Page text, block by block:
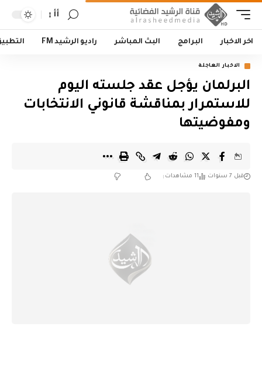
أأ
اخر الاخبار البرامج البث المباشر راديو الرشيد FM
الاخبار العاجلة
البرلمان يؤجل عقد جلسته اليوم
للاستمرار بمناقشة قانوني الانتخابات
ومفوضيتها
قبل 7 سنوات 11 مشاهدات